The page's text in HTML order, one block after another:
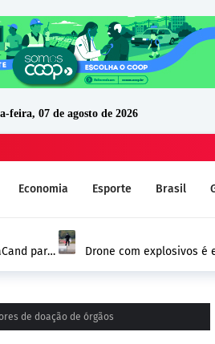
feira, 07 de agosto de 2026
Economia Esporte Brasil
para
Drone com explosivos é
de doação de órgãos